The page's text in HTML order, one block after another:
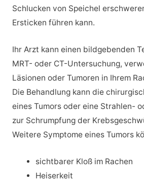
Schlucken von Speichel
Ersticken führen kann.
Ihr Arzt kann einen bildgebenden
MRT- oder CT-Untersuchung,
Läsionen oder Tumoren in Ihrem
Die Behandlung kann die
eines Tumors oder eine Strahlen-
zur Schrumpfung der
Weitere Symptome eines Tumors
sichtbarer Kloß im Rachen
Heiserkeit